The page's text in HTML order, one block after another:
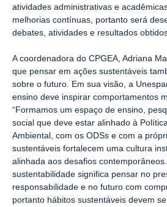
atividades administrativas e
melhorias contínuas, portanto será
debates, atividades e resultados
A coordenadora do CPGEA, Adriana
que pensar em ações sustentáveis
sobre o futuro. Em sua visão, a
ensino deve inspirar comportamentos
“Formamos um espaço de ensino,
social que deve estar alinhado à
Ambiental, com os ODSs e com a
sustentáveis fortalecem uma cultura
alinhada aos desafios
sustentabilidade significa pensar no
responsabilidade e no futuro com
portanto hábitos sustentáveis devem